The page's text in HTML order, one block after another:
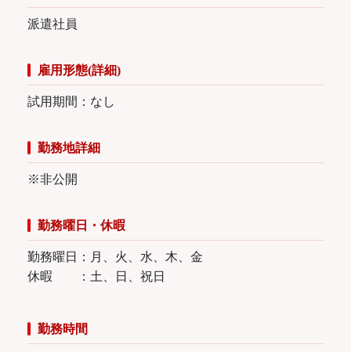
派遣社員
雇用形態(詳細)
試用期間：なし
勤務地詳細
※非公開
勤務曜日・休暇
勤務曜日：月、火、水、木、金
休暇 ：土、日、祝日
勤務時間